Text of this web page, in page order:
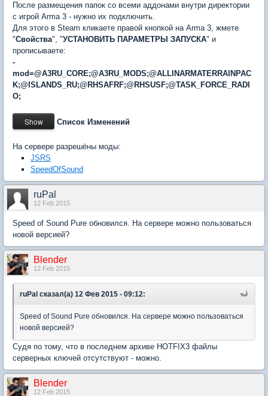
После размещения папок со всеми аддонами внутри директории
с игрой Arma 3 - нужно их подключить.
Для этого в Steam кликаете правой кнопкой на Arma 3, жмете
"Свойства", "УСТАНОВИТЬ ПАРАМЕТРЫ ЗАПУСКА" и
прописываете:
-
mod=@A3RU_CORE;@A3RU_MODS;@ALLINARMATERRAINPAC
K;@ISLANDS_RU;@RHSAFRF;@RHSUSF;@TASK_FORCE_RADI
O;
Список Изменений
На сервере разрешёны моды:
JSRS
SpeedOfSound
ruPal
12 Feb 2015
Speed of Sound Pure обновился. На сервере можно пользоваться
новой версией?
Blender
12 Feb 2015
ruPal сказал(а) 12 Фев 2015 - 09:12:
Speed of Sound Pure обновился. На сервере можно пользоваться
новой версией?
Судя по тому, что в последнем архиве HOTFIX3 файлы
серверных ключей отсутствуют - можно.
Blender
12 Feb 2015